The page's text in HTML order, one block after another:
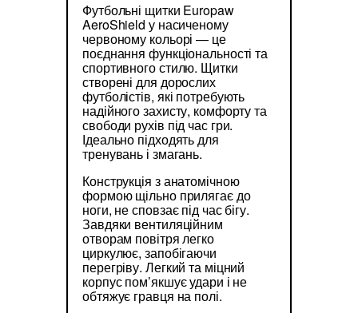
Футбольні щитки Europaw
AeroShield у насиченому
червоному кольорі — це
поєднання функціональності та
спортивного стилю. Щитки
створені для дорослих
футболістів, які потребують
надійного захисту, комфорту та
свободи рухів під час гри.
Ідеально підходять для
тренувань і змагань.
Конструкція з анатомічною
формою щільно прилягає до
ноги, не сповзає під час бігу.
Завдяки вентиляційним
отворам повітря легко
циркулює, запобігаючи
перегріву. Легкий та міцний
корпус пом’якшує удари і не
обтяжує гравця на полі.